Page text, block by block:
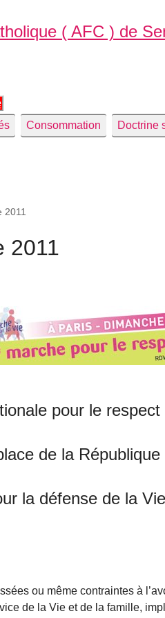
( AFC ) de
Consommation Doctrine
2011
2011
pour le respect
de la République
la défense de la
ou même contraintes à
de la Vie et de la famille,